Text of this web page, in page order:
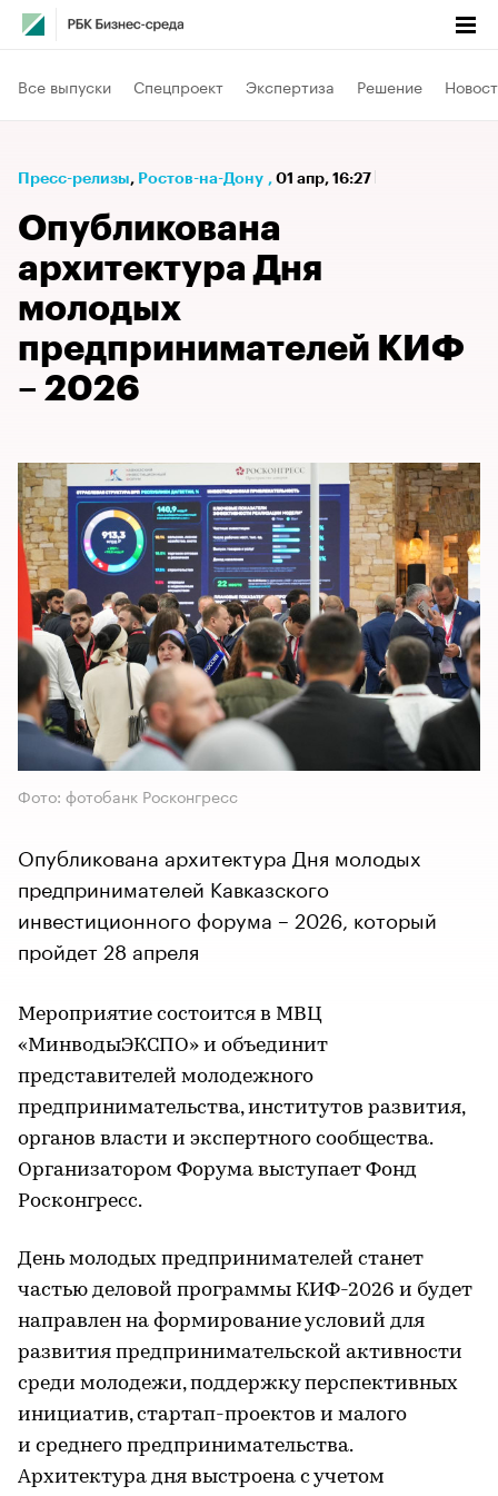
Все выпуски Спецпроект Экспертиза Решение
Пресс-релизы⁠, Ростов-на-Дону , 01 апр, 16:27
Опубликована
архитектура Дня
молодых
предпринимателей КИФ
– 2026
Фото: фотобанк Росконгресс
Опубликована архитектура Дня молодых
предпринимателей Кавказского
инвестиционного форума – 2026, который
пройдет 28 апреля
Мероприятие состоится в МВЦ
«МинводыЭКСПО» и объединит
представителей молодежного
предпринимательства, институтов развития,
органов власти и экспертного сообщества.
Организатором Форума выступает Фонд
Росконгресс.
День молодых предпринимателей станет
частью деловой программы КИФ-2026 и будет
направлен на формирование условий для
развития предпринимательской активности
среди молодежи, поддержку перспективных
инициатив, стартап-проектов и малого
и среднего предпринимательства.
Архитектура дня выстроена с учетом